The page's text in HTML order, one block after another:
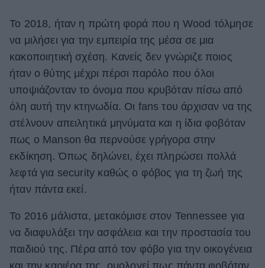
Το 2018, ήταν η πρώτη φορά που η Wood τόλμησε
να μιλήσει για την εμπειρία της μέσα σε μια
κακοποιητική σχέση. Κανείς δεν γνώριζε ποιος
ήταν ο θύτης μέχρι πέρσι παρόλο που όλοι
υποψιάζονταν το όνομα που κρυβόταν πίσω από
όλη αυτή την κτηνωδία. Οι fans του άρχισαν να της
στέλνουν απειλητικά μηνύματα και η ίδια φοβόταν
πως ο Manson θα περνούσε γρήγορα στην
εκδίκηση. Όπως δηλώνει, έχει πληρώσει πολλά
λεφτά για security καθώς ο φόβος για τη ζωή της
ήταν πάντα εκεί.
Το 2016 μάλιστα, μετακόμισε στον Tennessee για
να διαφυλάξει την ασφάλεια και την προστασία του
παιδιού της. Πέρα από τον φόβο για την οικογένεια